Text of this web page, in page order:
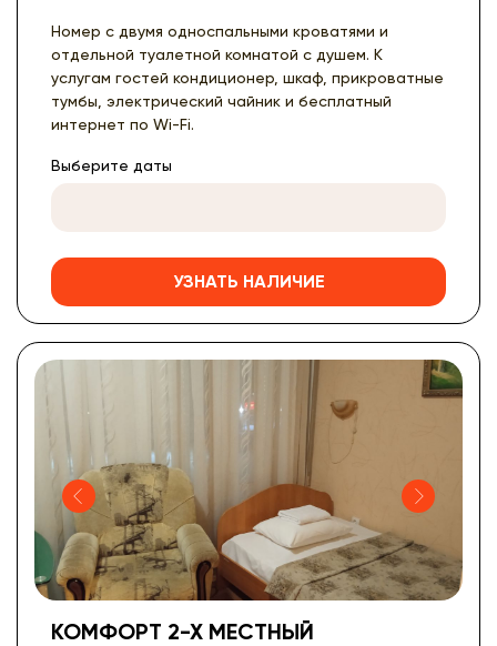
Номер с двумя односпальными кроватями и
отдельной туалетной комнатой с душем. К
услугам гостей кондиционер, шкаф, прикроватные
тумбы, электрический чайник и бесплатный
интернет по Wi-Fi.
Выберите даты
УЗНАТЬ НАЛИЧИЕ
КОМФОРТ 2-Х МЕСТНЫЙ